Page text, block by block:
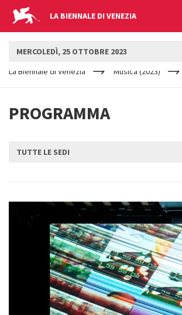
LA BIENNALE DI VENEZIA
ARE
La Biennale di Venezia Musica (2023)
PROGRAMMA
MERCOLEDÌ, 25 OTTOBRE 2023
TUTTE LE SEDI